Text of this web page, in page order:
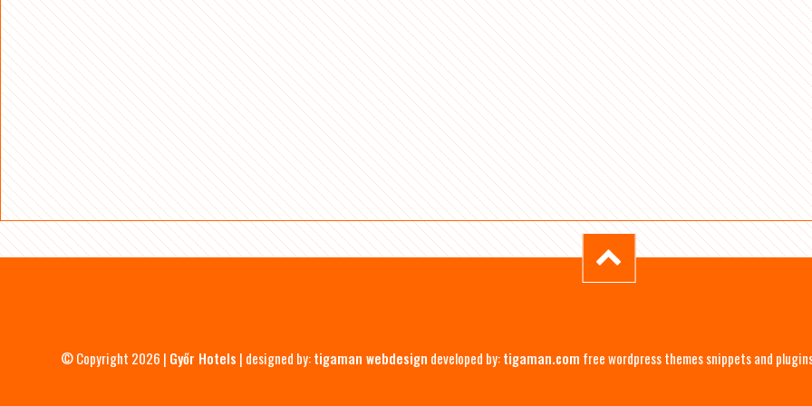
© Copyright 2026 | Győr Hotels | designed by:tigaman webdesign developed by:tigaman.com free wordpress themes snippets and